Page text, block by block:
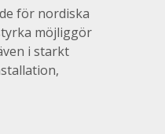
för nordiska
möjliggör
i starkt